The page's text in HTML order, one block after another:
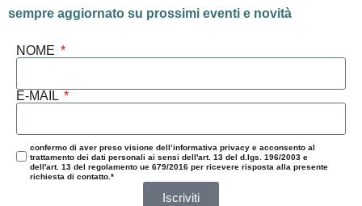
sempre aggiornato su prossimi eventi e novità
NOME
E-MAIL
confermo di aver preso visione dell’informativa privacy e acconsento al
trattamento dei dati personali ai sensi dell'art. 13 del d.lgs. 196/2003 e
dell'art. 13 del regolamento ue 679/2016 per ricevere risposta alla presente
richiesta di contatto.*
Iscriviti